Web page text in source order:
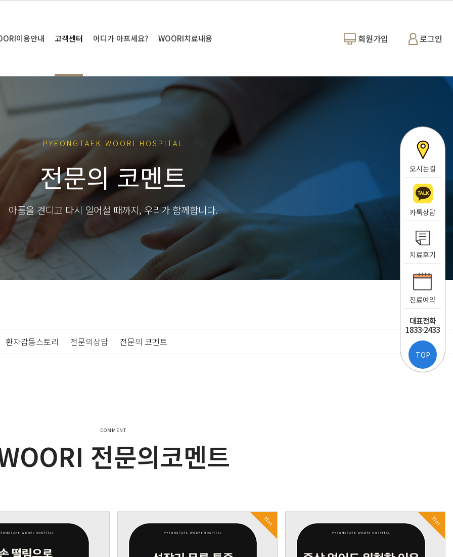
회원가입 로그인
이용안내 고객센터 어디가 아프세요? WOORI치료내용
PYEONGTAEK WOORI HOSPITAL
전문의 코멘트
아픔을 견디고 다시 일어설 때까지, 우리가 함께합니다.
환자감동스토리 전문의상담 전문의 코멘트
COMMENT
전문의코멘트
Hot Hot
오시는길
카톡상담
치료후기
진료예약
대표전화
1833-2433
TOP